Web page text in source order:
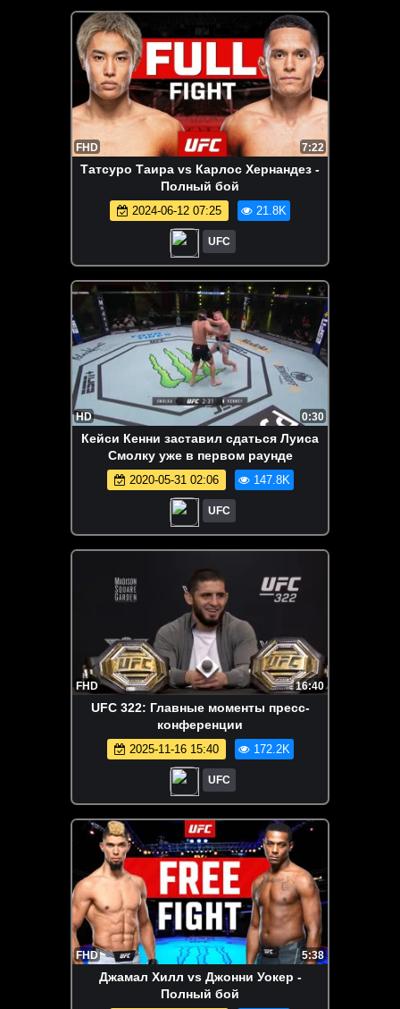
FHD 7:22
Татсуро Таира vs Карлос Хернандез -
Полный бой
2024-06-12 07:25 21.8K
UFC
HD 0:30
Кейси Кенни заставил сдаться Луиса
Смолку уже в первом раунде
2020-05-31 02:06 147.8K
UFC
FHD 16:40
UFC 322: Главные моменты пресс-
конференции
2025-11-16 15:40 172.2K
UFC
FHD 5:38
Джамал Хилл vs Джонни Уокер -
Полный бой